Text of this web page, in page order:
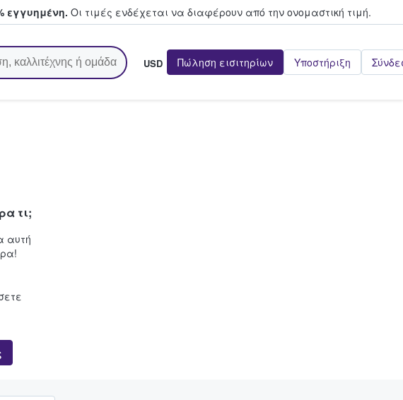
εγγυημένη. Οι τιμές ενδέχεται να διαφέρουν από την oνομαστική τιμή.
USD Πώληση εισιτηρίων Υποστήριξη
τι;
αυτή